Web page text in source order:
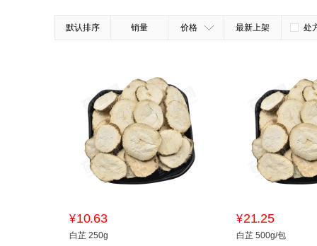
默认排序 销量 价格 最新上架 处
¥10.63
白芷 250g
¥21.25
白芷 500g/包